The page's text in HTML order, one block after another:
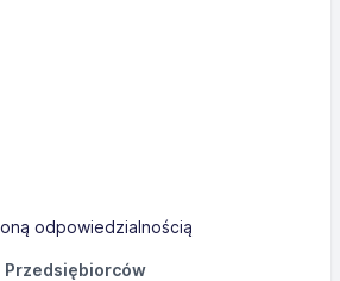
odpowiedzialnością
Przedsiębiorców